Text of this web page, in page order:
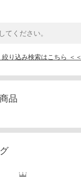
絞り込み検索はこちら ＜＜
品